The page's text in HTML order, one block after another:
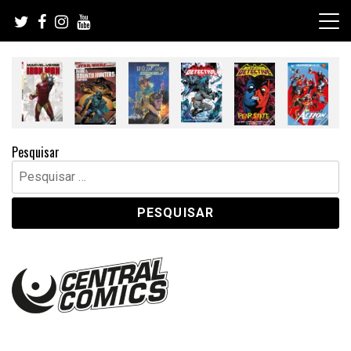
content
Pesquisar
Pesquisar
por: